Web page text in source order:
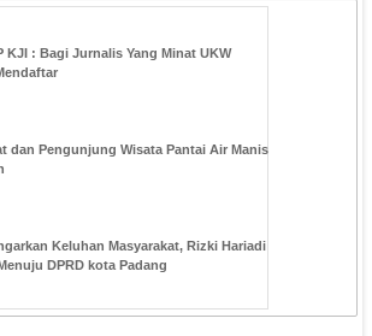
KJI : Bagi Jurnalis Yang Minat UKW
dan Pengunjung Wisata Pantai Air Manis
Keluhan Masyarakat, Rizki Hariadi
DPRD kota Padang